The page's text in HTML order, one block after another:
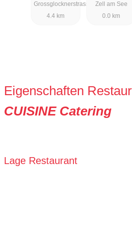
Grossglocknerstrasse
4.4 km
Zell am See
0.0 km
Eigenschaften
CUISINE Catering
Lage Restaurant